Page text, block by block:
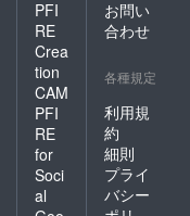
PFI
RE
Crea
tion
CAM
PFI
RE
for
Soci
al
お問い
合わせ
各種規定
利用規
約
細則
プライ
バシー